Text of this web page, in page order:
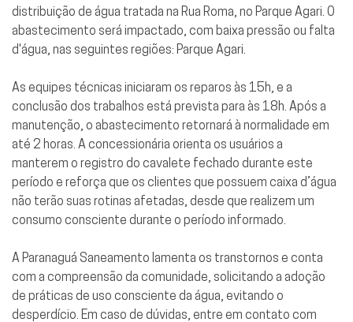
distribuição de água tratada na Rua Roma, no Parque Agari. O
abastecimento será impactado, com baixa pressão ou falta
d'água, nas seguintes regiões: Parque Agari.
As equipes técnicas iniciaram os reparos às 15h, e a
conclusão dos trabalhos está prevista para às 18h. Após a
manutenção, o abastecimento retornará à normalidade em
até 2 horas. A concessionária orienta os usuários a
manterem o registro do cavalete fechado durante este
período e reforça que os clientes que possuem caixa d’água
não terão suas rotinas afetadas, desde que realizem um
consumo consciente durante o período informado.
A Paranaguá Saneamento lamenta os transtornos e conta
com a compreensão da comunidade, solicitando a adoção
de práticas de uso consciente da água, evitando o
desperdício. Em caso de dúvidas, entre em contato com